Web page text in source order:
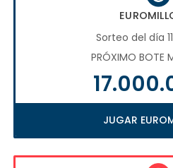
Sorteo del día
PRÓXIMO BOTE
JUGAR